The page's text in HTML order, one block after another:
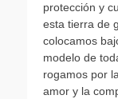
protección y
esta tierra de
colocamos
modelo de
rogamos por
amor y la